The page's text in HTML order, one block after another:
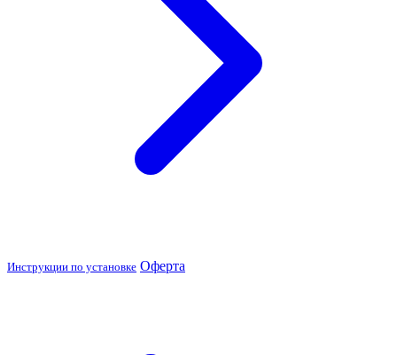
Инструкции по установке Оферта